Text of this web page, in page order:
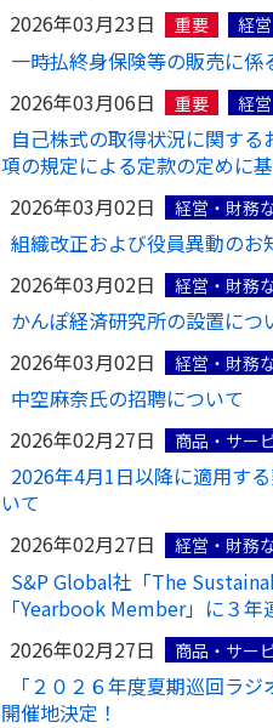
ログイン
ご契約内容の確認
お客さまに関する情報
各種サービス・お知らせ
かんぽプラチナライフサ
保険用語集
お問い合わせ
保険の探し方のポイント
保険かんたん診断
これからのライフイベ
ご契約手続きの流れ
保険料のお払込方法
保険用語集
お問い合わせ
子育て
ライフプラン
健康情報
かんぽアプリ～かんぽ
ラジオ体操・みんなの
ラジオ体操ポータルサ
財務情報
株主・投資家のみなさ
日本郵政グループとし
採用情報
CM・オウンドメディア
かんぽブランド
かんぽ生命のサステナ
お客さまの声／お客さ
採用情報
English
2026年03月23日
重要 経
一時払終身保険等の販売に
2026年03月06日
重要 経
自己株式の取得状況に関す
項の規定による定款の定めに
2026年03月02日
経営・財務
組織改正および役員異動のお
2026年03月02日
経営・財務
かんぽ経済研究所の設置につ
2026年03月02日
経営・財務
中空麻奈氏の招聘について
2026年02月27日
商品・サー
2026年4月1日以降に適用す
いて
2026年02月27日
経営・財務
S&P Global社「The
「Yearbook Member」に３年
2026年02月27日
商品・サー
「２０２６年度夏期巡回ラ
開催地決定！